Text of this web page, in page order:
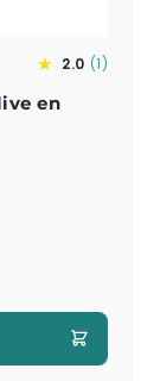
★
★ 2.0 (1)
en